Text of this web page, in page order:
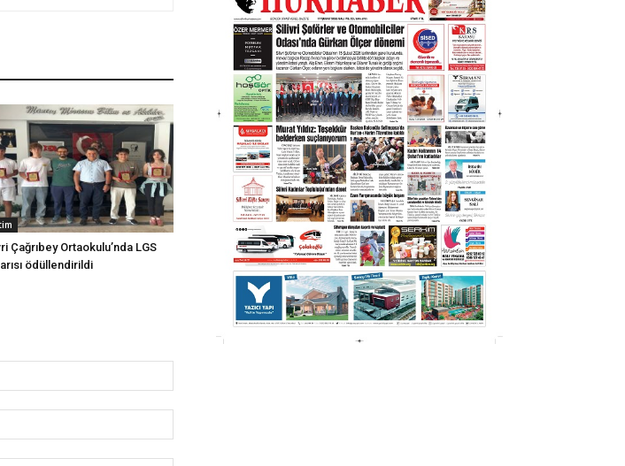
Çağrıbey Ortaokulu’nda LGS
ödüllendirildi